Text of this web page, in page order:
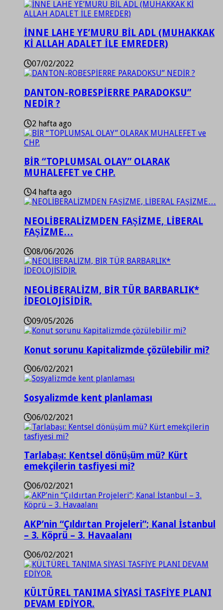
İNNE LAHE YE’MURU BİL ADL (MUHAKKAK
Kİ ALLAH ADALET İLE EMREDER)
07/02/2022
DANTON-ROBESPİERRE PARADOKSU”
NEDİR ?
2 hafta ago
BİR “TOPLUMSAL OLAY” OLARAK
MUHALEFET ve CHP.
4 hafta ago
NEOLİBERALİZMDEN FAŞİZME, LİBERAL
FAŞİZME…
08/06/2026
NEOLİBERALİZM, BİR TÜR BARBARLIK*
İDEOLOJİSİDİR.
09/05/2026
Konut sorunu Kapitalizmde çözülebilir mi?
06/02/2021
Sosyalizmde kent planlaması
06/02/2021
Tarlabaşı: Kentsel dönüşüm mü? Kürt
emekçilerin tasfiyesi mi?
06/02/2021
AKP’nin “Çıldırtan Projeleri”; Kanal İstanbul
– 3. Köprü – 3. Havaalanı
06/02/2021
KÜLTÜREL TANIMA SİYASİ TASFİYE PLANI
DEVAM EDİYOR.